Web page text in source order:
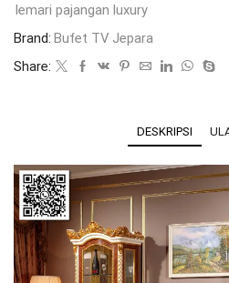
lemari pajangan luxury
Brand: Bufet TV Jepara
Share:
DESKRIPSI